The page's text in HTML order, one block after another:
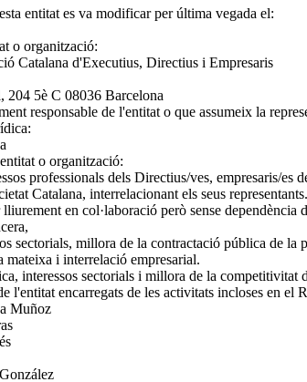
entitat es va modificar per última vegada el:
o organització:
Catalana d'Executius, Directius i Empresaris
204 5è C 08036 Barcelona
responsable de l'entitat o que assumeix la
o organització:
professionals dels Directius/ves, empresaris/es
Catalana, interrelacionant els seus representants.
en col·laboració però sense dependència
sectorials, millora de la contractació pública de la
mateixa i interrelació empresarial.
interessos sectorials i millora de la competitivitat
l'entitat encarregats de les activitats incloses en el
Muñoz